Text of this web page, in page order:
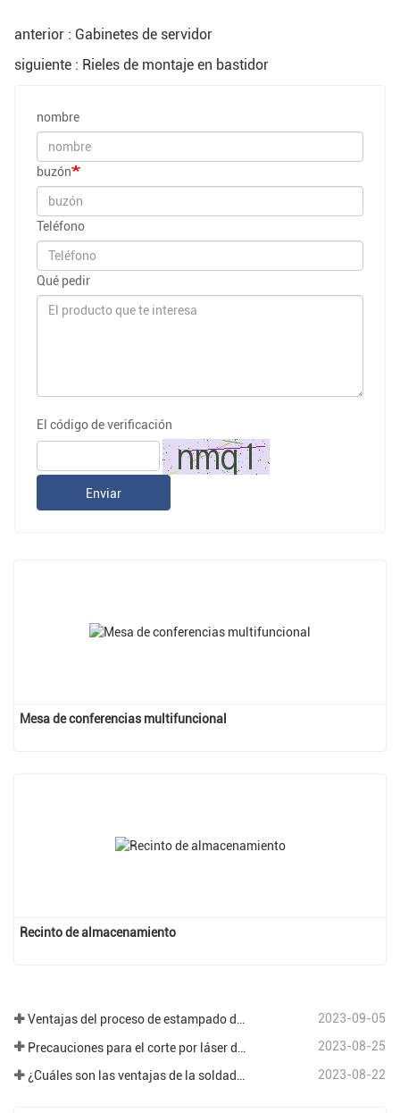
anterior : Gabinetes de servidor
siguiente : Rieles de montaje en bastidor
nombre
buzón
Teléfono
Qué pedir
El código de verificación
Enviar
Mesa de conferencias multifuncional
Recinto de almacenamiento
Ventajas del proceso de estampado de chapa. 2023-09-05
2023-08-25
2023-08-22